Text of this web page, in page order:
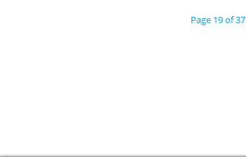
Page 19 of 37